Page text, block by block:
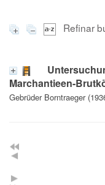
Refinar
Marchantieen-
Gebrüder Borntraeger